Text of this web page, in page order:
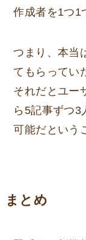
作成者を1つ1
つまり、本当
てもらってい
それだとユー
ら5記事ずつ3
可能だという
まとめ